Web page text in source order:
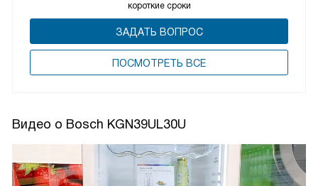
короткие сроки
ЗАДАТЬ ВОПРОС
ПОCМОТРЕТЬ ВСЕ
Видео о Bosch KGN39UL30U